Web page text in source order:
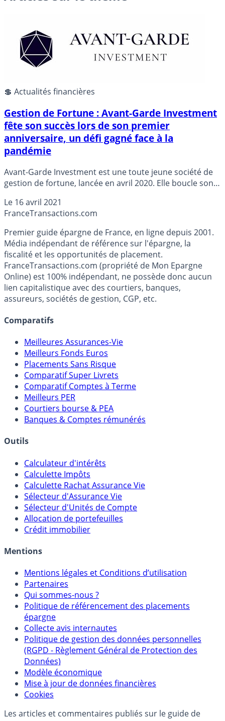
💲 Actualités financières
Gestion de Fortune : Avant-Garde Investment
fête son succès lors de son premier
anniversaire, un défi gagné face à la
pandémie
Avant-Garde Investment est une toute jeune société de
gestion de fortune, lancée en avril 2020. Elle boucle son
patrimoine total de ses clients représente pas moins de
150 millions d’euros. Comme quoi, la crise sanitaire n’est
pas toujours un frein.
Le 16 avril 2021
FranceTransactions.com
Premier guide épargne de France, en ligne depuis 2001.
Média indépendant de référence sur l'épargne, la
fiscalité et les opportunités de placement.
FranceTransactions.com (propriété de Mon Epargne
Online) est 100% indépendant, ne possède donc aucun
lien capitalistique avec des courtiers, banques,
assureurs, sociétés de gestion, CGP, etc.
Comparatifs
Meilleures Assurances-Vie
Meilleurs Fonds Euros
Placements Sans Risque
Comparatif Super Livrets
Comparatif Comptes à Terme
Meilleurs PER
Courtiers bourse & PEA
Banques & Comptes rémunérés
Outils
Calculateur d'intérêts
Calculette Impôts
Calculette Rachat Assurance Vie
Sélecteur d'Assurance Vie
Sélecteur d'Unités de Compte
Allocation de portefeuilles
Crédit immobilier
Mentions
Mentions légales et Conditions d’utilisation
Partenaires
Qui sommes-nous ?
Politique de référencement des placements
épargne
Collecte avis internautes
Politique de gestion des données personnelles
(RGPD - Règlement Général de Protection des
Données)
Modèle économique
Mise à jour de données financières
Cookies
Les articles et commentaires publiés sur le guide de